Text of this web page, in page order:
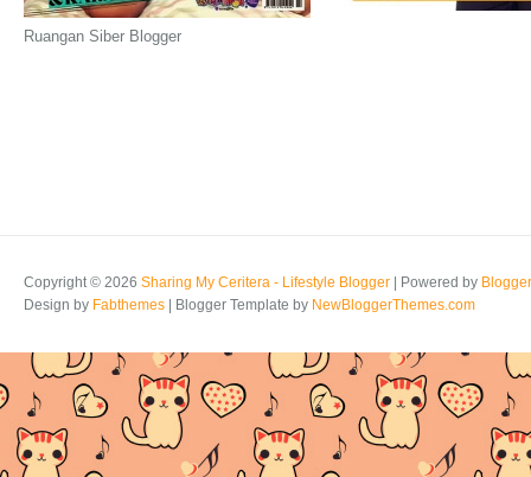
Ruangan Siber Blogger
Copyright © 2026 Sharing My Ceritera - Lifestyle Blogger | Powered by Blogger
Design by Fabthemes | Blogger Template by NewBloggerThemes.com